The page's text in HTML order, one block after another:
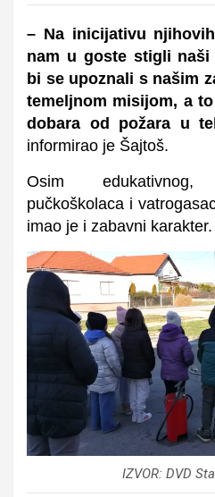
– Na inicijativu
nam u goste stigli
bi se upoznali s našim
temeljnom misijom, a
dobara od požara u
informirao je Šajtoš.
Osim
pučkoškolaca i
imao je i zabavni karakter.
IZVOR: DVD